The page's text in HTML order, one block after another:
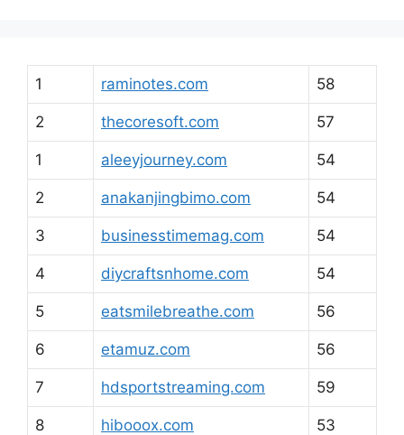
1 raminotes.com 58
2 thecoresoft.com 57
1 aleeyjourney.com 54
2 anakanjingbimo.com 54
3 businesstimemag.com 54
4 diycraftsnhome.com 54
5 eatsmilebreathe.com 56
6 etamuz.com 56
7 hdsportstreaming.com 59
8 hibooox.com 53